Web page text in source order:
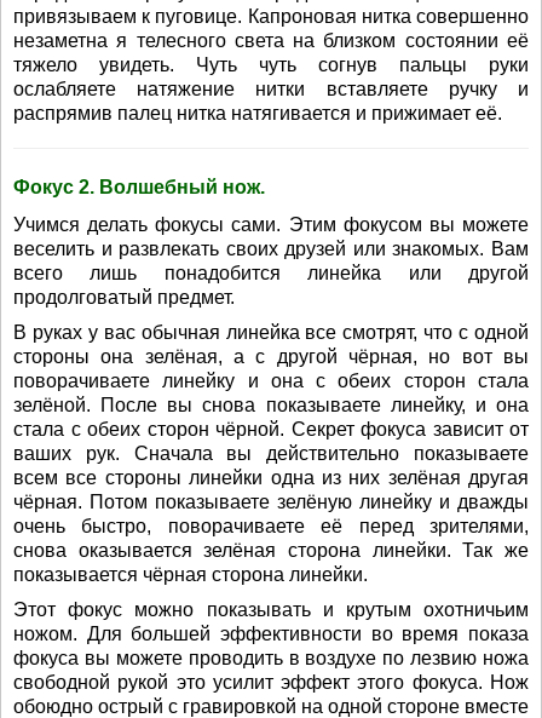
привязываем к пуговице. Капроновая нитка совершенно
незаметна я телесного света на близком состоянии её
тяжело увидеть. Чуть чуть согнув пальцы руки
ослабляете натяжение нитки вставляете ручку и
распрямив палец нитка натягивается и прижимает её.
Фокус 2. Волшебный нож.
Учимся делать фокусы сами. Этим фокусом вы можете
веселить и развлекать своих друзей или знакомых. Вам
всего лишь понадобится линейка или другой
продолговатый предмет.
В руках у вас обычная линейка все смотрят, что с одной
стороны она зелёная, а с другой чёрная, но вот вы
поворачиваете линейку и она с обеих сторон стала
зелёной. После вы снова показываете линейку, и она
стала с обеих сторон чёрной. Секрет фокуса зависит от
ваших рук. Сначала вы действительно показываете
всем все стороны линейки одна из них зелёная другая
чёрная. Потом показываете зелёную линейку и дважды
очень быстро, поворачиваете её перед зрителями,
снова оказывается зелёная сторона линейки. Так же
показывается чёрная сторона линейки.
Этот фокус можно показывать и крутым охотничьим
ножом. Для большей эффективности во время показа
фокуса вы можете проводить в воздухе по лезвию ножа
свободной рукой это усилит эффект этого фокуса. Нож
обоюдно острый с гравировкой на одной стороне вместе